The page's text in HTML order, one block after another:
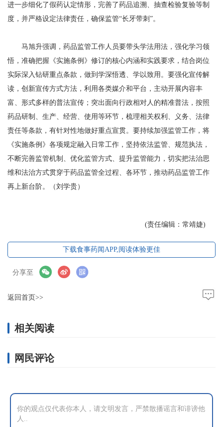
进一步细化了假药认定情形，完善了药品追溯、抽查检验复验等制
度，并严格设定法律责任，确保监管“长牙带刺”。
马旭升强调，药品监管工作人员要带头学法用法，强化学习领
悟，准确把握《实施条例》修订的核心内涵和实践要求，结合岗位
实际深入钻研重点条款，做到学深悟透、学以致用。要强化宣传解
读，创新宣传方式方法，利用各类媒介和平台，主动开展内容丰
富、形式多样的普法宣传；突出面向行政相对人的精准普法，按照
药品研制、生产、经营、使用等环节，梳理相关权利、义务、法律
责任等条款，有针对性地做好重点宣贯。要持续加强监管工作，将
《实施条例》各项规定融入日常工作，坚持依法监管、规范执法，
不断完善监管机制、优化监管方式、提升监管能力，切实把法治思
维和法治方式贯穿于药品监管全过程、各环节，推动药品监管工作
再上新台阶。（刘学贵）
(责任编辑：常靖婕)
下载食事药闻APP,阅读体验更佳
分享至
返回首页>>
相关阅读
网民评论